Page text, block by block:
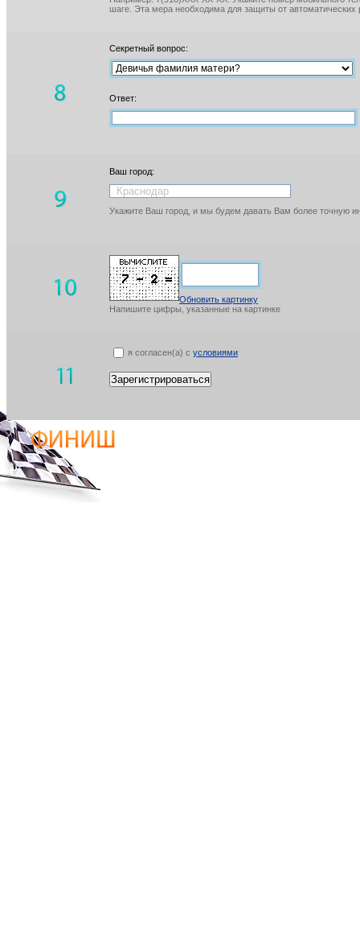
шаге. Эта мера необходима для защиты от автоматических
Секретный вопрос:
Ответ:
Ваш город:
Укажите Ваш город, и мы будем давать Вам более точную
Обновить картинку
Напишите цифры, указанные на картинке
я согласен(а) с условиями
Зарегистрироваться